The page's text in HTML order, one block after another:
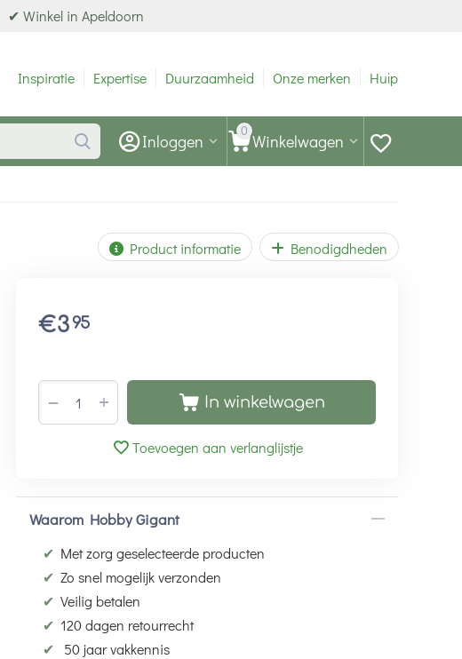
✔ Winkel in Apeldoorn
Inspiratie Expertise Duurzaamheid Onze merken Hulp
0 Winkelwagen
Inloggen
Product informatie Benodigdheden
€395
+
− In winkelwagen
Toevoegen aan verlanglijstje
Waarom Hobby Gigant
✔ Met zorg geselecteerde producten
✔ Zo snel mogelijk verzonden
✔ Veilig betalen
✔ 120 dagen retourrecht
✔
50 jaar vakkennis